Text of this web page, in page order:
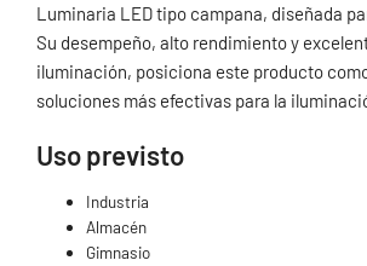
Luminaria LED tipo campana, diseñada
Su desempeño, alto rendimiento y
iluminación, posiciona este producto
soluciones más efectivas para la
Uso previsto
Industria
Almacén
Gimnasio